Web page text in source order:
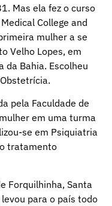
Mas ela fez o curso
College and
mulher a se
Velho Lopes, em
da Bahia. Escolheu
pela Faculdade de
em uma turma
se em Psiquiatria
tratamento
Forquilhinha, Santa
para o país todo